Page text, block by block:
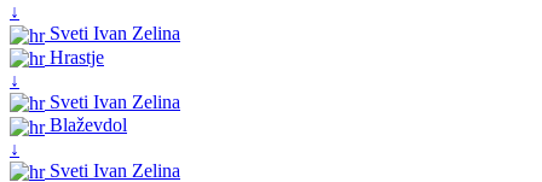
↓
Sveti Ivan Zelina
Hrastje
↓
Sveti Ivan Zelina
Blaževdol
↓
Sveti Ivan Zelina